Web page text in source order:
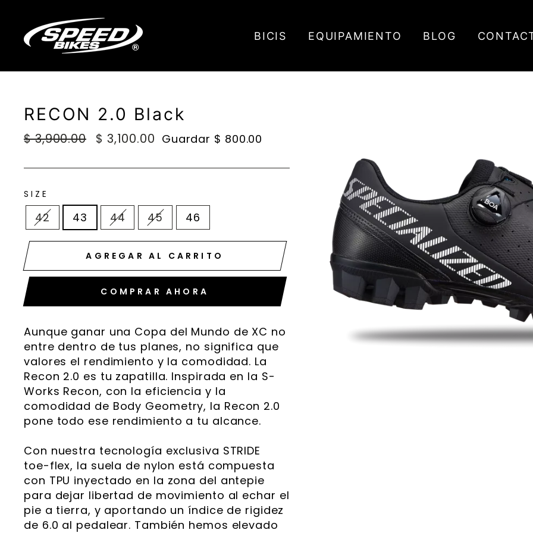
directamente
contenido
BICIS EQUIPAMIENTO BLOG
RECON 2.0 Black
Precio
$ 3,900.00
Precio
oferta
$ 3,100.00 Guardar $ 800.00
SIZE
42 43 44 45 46
AGREGAR AL CARRITO
COMPRAR AHORA
Aunque ganar una Copa del Mundo de XC no
entre dentro de tus planes, no significa que
valores el rendimiento y la comodidad. La
Recon 2.0 es tu zapatilla. Inspirada en la S-
Works Recon, con la eficiencia y la
comodidad de Body Geometry, la Recon 2.0
pone todo ese rendimiento a tu alcance.
Con nuestra tecnología exclusiva STRIDE
toe-flex, la suela de nylon está compuesta
con TPU inyectado en la zona del antepie
para dejar libertad de movimiento al echar el
pie a tierra, y aportando un índice de rigidez
de 6.0 al pedalear. También hemos elevado